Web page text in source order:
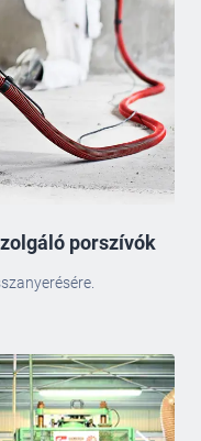
porszívók